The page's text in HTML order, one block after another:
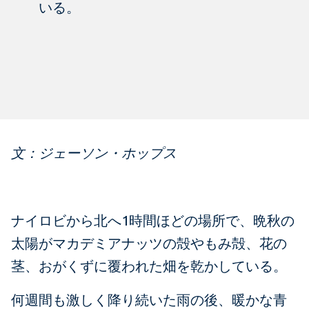
いる。
文：ジェーソン・ホップス
ナイロビから北へ1時間ほどの場所で、晩秋の
太陽がマカデミアナッツの殻やもみ殻、花の
茎、おがくずに覆われた畑を乾かしている。
何週間も激しく降り続いた雨の後、暖かな青